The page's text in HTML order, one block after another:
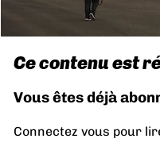
Ce contenu est
Vous êtes déjà
Connectez vous pour